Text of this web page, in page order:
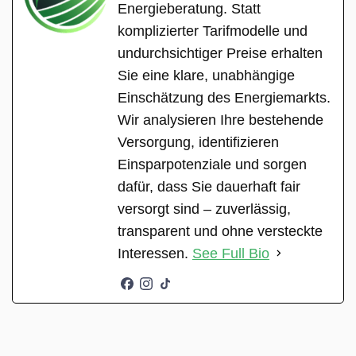
Energieberatung. Statt
komplizierter Tarifmodelle und
undurchsichtiger Preise erhalten
Sie eine klare, unabhängige
Einschätzung des Energiemarkts.
Wir analysieren Ihre bestehende
Versorgung, identifizieren
Einsparpotenziale und sorgen
dafür, dass Sie dauerhaft fair
versorgt sind – zuverlässig,
transparent und ohne versteckte
Interessen. See Full Bio